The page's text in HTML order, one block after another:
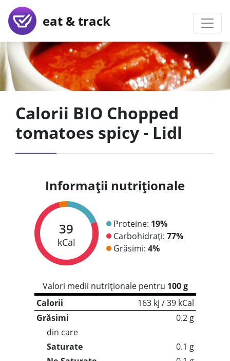
eat & track
Calorii BIO Chopped
tomatoes spicy - Lidl
Informații nutriționale
39
kCal
Proteine: 19%
Carbohidrați: 77%
Grăsimi: 4%
Valori medii nutriționale pentru 100 g
Calorii
163 kj / 39 kCal
Grăsimi
0.2 g
din care
Saturate
0.1 g